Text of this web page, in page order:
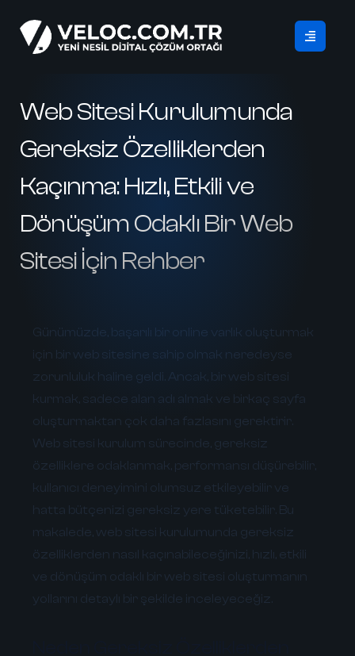
Web Sitesi Kurulumunda
Gereksiz Özelliklerden
Kaçınma: Hızlı, Etkili ve
Dönüşüm Odaklı Bir Web
Sitesi İçin Rehber
Günümüzde, başarılı bir online varlık oluşturmak
için bir web sitesine sahip olmak neredeyse
zorunluluk haline geldi. Ancak, bir web sitesi
kurmak, sadece alan adı almak ve birkaç sayfa
oluşturmaktan çok daha fazlasını gerektirir.
Web sitesi kurulum sürecinde, gereksiz
özelliklere odaklanmak, performansı düşürebilir,
kullanıcı deneyimini olumsuz etkileyebilir ve
hatta bütçenizi gereksiz yere tüketebilir. Bu
makalede, web sitesi kurulumunda gereksiz
özelliklerden nasıl kaçınabileceğinizi, hızlı, etkili
ve dönüşüm odaklı bir web sitesi oluşturmanın
yollarını detaylı bir şekilde inceleyeceğiz.